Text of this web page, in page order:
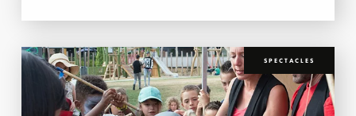
SPECTACLES